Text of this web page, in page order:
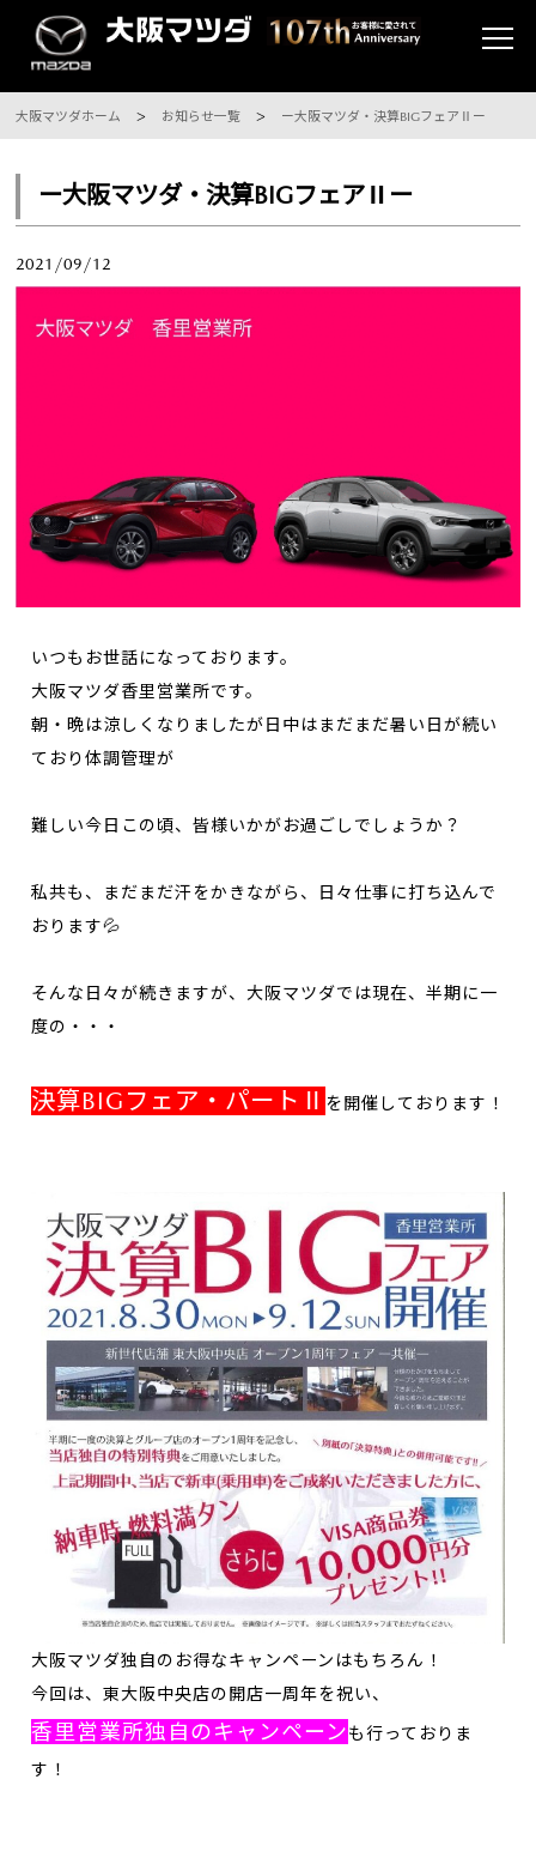
大阪マツダホーム お知らせ一覧 ー大阪マツダ・決算BIGフェアⅡー
ー大阪マツダ・決算BIGフェアⅡー
2021/09/12
いつもお世話になっております。
大阪マツダ香里営業所です。
朝・晩は涼しくなりましたが日中はまだまだ暑い日が続い
ており体調管理が
難しい今日この頃、皆様いかがお過ごしでしょうか？
私共も、まだまだ汗をかきながら、日々仕事に打ち込んで
おります💦
そんな日々が続きますが、大阪マツダでは現在、半期に一
度の・・・
決算BIGフェア・パートⅡ を開催しております！
大阪マツダ独自のお得なキャンペーンはもちろん！
今回は、東大阪中央店の開店一周年を祝い、
香里営業所独自のキャンペーンも行っておりま
す！